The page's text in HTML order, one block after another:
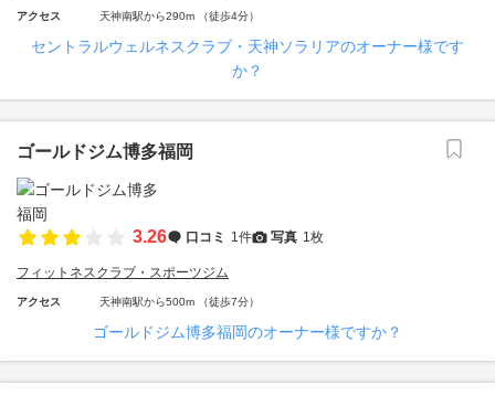
アクセス 天神南駅から290m （徒歩4分）
セントラルウェルネスクラブ・天神ソラリアのオーナー様です
か？
ゴールドジム博多福岡
3.26 口コミ 1件 写真 1枚
フィットネスクラブ・スポーツジム
アクセス 天神南駅から500m （徒歩7分）
ゴールドジム博多福岡のオーナー様ですか？